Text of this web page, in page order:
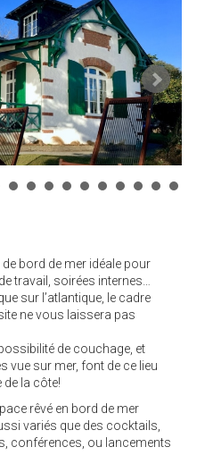
de bord de mer idéale pour
travail, soirées internes…
sur l’atlantique, le cadre
ne vous laissera pas
de couchage, et
vue sur mer, font de ce lieu
la côte!
rêvé en bord de mer
variés que des cocktails,
conférences, ou lancements